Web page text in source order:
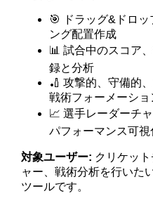
🎯 ドラッグ&ドロ
ング配置作成
📊 試合中のスコア
録と分析
🏏 攻撃的、守備的
戦術フォーメーショ
📈 選手レーダーチ
パフォーマンス可視
対象ユーザー: クリケッ
ャー、戦術分析を行いた
ツールです。